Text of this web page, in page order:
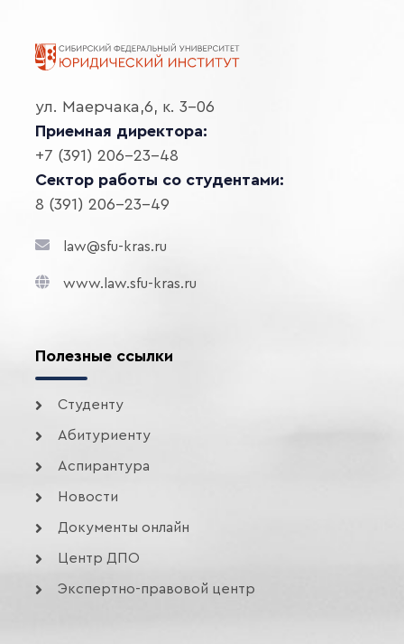
ул. Маерчака,6, к. 3-06
Приемная директора:
+7 (391) 206-23-48
Сектор работы со студентами:
8 (391) 206-23-49
law@sfu-kras.ru
www.law.sfu-kras.ru
Полезные ссылки
Студенту
Абитуриенту
Аспирантура
Новости
Документы онлайн
Центр ДПО
Экспертно-правовой центр